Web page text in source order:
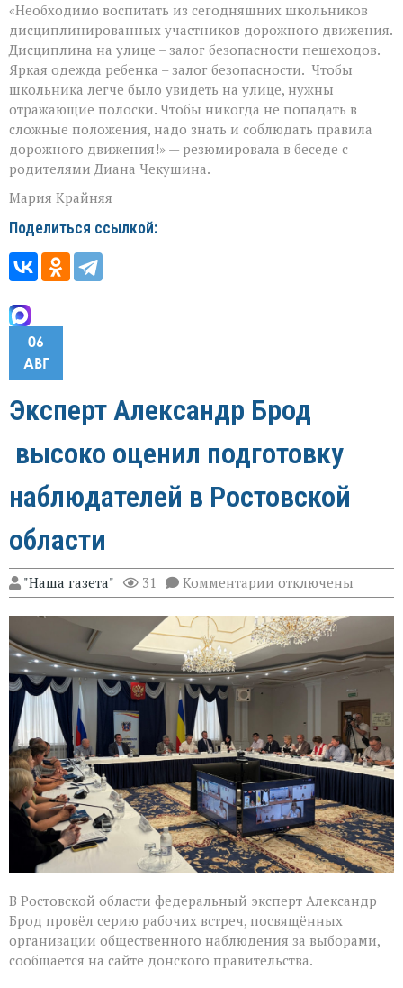
«Необходимо воспитать из сегодняшних школьников
дисциплинированных участников дорожного движения.
Дисциплина на улице – залог безопасности пешеходов.
Яркая одежда ребенка – залог безопасности. Чтобы
школьника легче было увидеть на улице, нужны
отражающие полоски. Чтобы никогда не попадать в
сложные положения, надо знать и соблюдать правила
дорожного движения!» — резюмировала в беседе с
родителями Диана Чекушина.
Мария Крайняя
Поделиться ссылкой:
06
АВГ
Эксперт Александр Брод
высоко оценил подготовку
наблюдателей в Ростовской
области
"Наша газета" 31 Комментарии к
записи
Эксперт
Александр
Брод
высоко
оценил
подготовку
наблюдателей
Ростовской
области
отключены
В Ростовской области федеральный эксперт Александр
Брод провёл серию рабочих встреч, посвящённых
организации общественного наблюдения за выборами,
сообщается на сайте донского правительства.